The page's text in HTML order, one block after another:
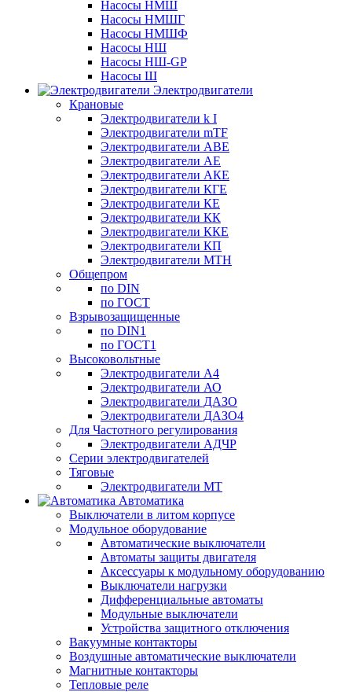
Насосы НМШ
Насосы НМШГ
Насосы НМШФ
Насосы НШ
Насосы НШ-GP
Насосы Ш
Электродвигатели
Крановые
Электродвигатели k I
Электродвигатели mTF
Электродвигатели АВЕ
Электродвигатели АЕ
Электродвигатели АКЕ
Электродвигатели КГЕ
Электродвигатели КЕ
Электродвигатели КК
Электродвигатели ККЕ
Электродвигатели КП
Электродвигатели МТН
Общепром
по DIN
по ГОСТ
Взрывозащищенные
по DIN1
по ГОСТ1
Высоковольтные
Электродвигатели А4
Электродвигатели АО
Электродвигатели ДАЗО
Электродвигатели ДАЗО4
Для Частотного регулирования
Электродвигатели АДЧР
Серии электродвигателей
Тяговые
Электродвигатели МТ
Автоматика
Выключатели в литом корпусе
Модульное оборудование
Автоматические выключатели
Автоматы защиты двигателя
Аксессуары к модульному оборудованию
Выключатели нагрузки
Дифференциальные автоматы
Модульные выключатели
Устройства защитного отключения
Вакуумные контакторы
Воздушные автоматические выключатели
Магнитные контакторы
Тепловые реле